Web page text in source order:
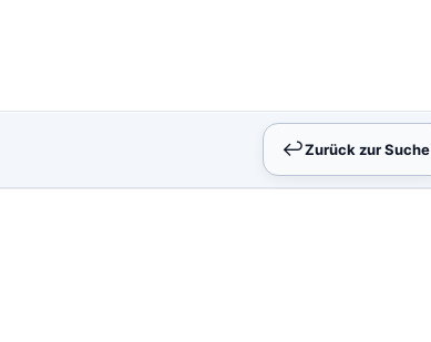
↩︎Zurück zur Suche